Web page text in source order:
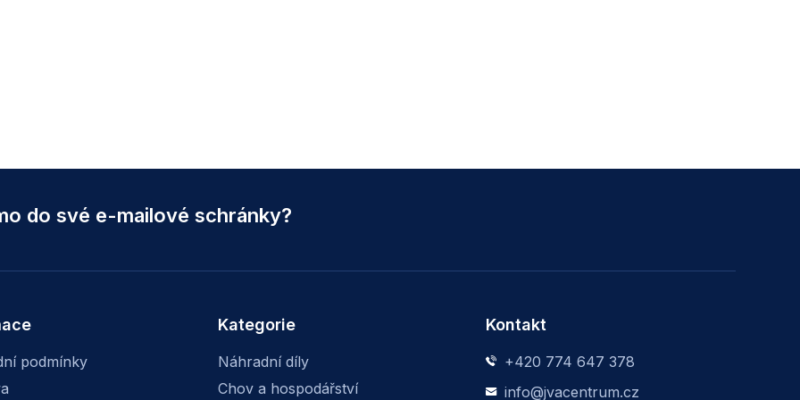
do své e-mailové schránky?
podmínky
Kategorie
Náhradní díly
Chov a hospodářství
Kontakt
+420 774 647 378
info@jvacentrum.cz